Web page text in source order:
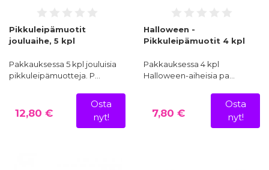
Pikkuleipämuotit
jouluaihe, 5 kpl
Pakkauksessa 5 kpl jouluisia
pikkuleipämuotteja. P…
12,80 €
Osta
nyt!
Halloween -
Pikkuleipämuotit 4 kpl
Pakkauksessa 4 kpl
Halloween-aiheisia pa…
7,80 €
Osta
nyt!